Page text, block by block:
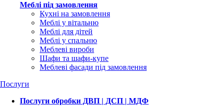
Меблі під замовлення
Кухні на замовлення
Меблі у вітальню
Меблі для дітей
Меблі у спальню
Меблеві вироби
Шафи та шафи-купе
Меблеві фасади під замовлення
Послуги
Послуги обробки ДВП | ДСП | МДФ